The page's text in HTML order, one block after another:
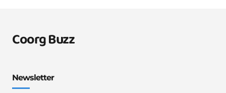
Coorg Buzz
Newsletter